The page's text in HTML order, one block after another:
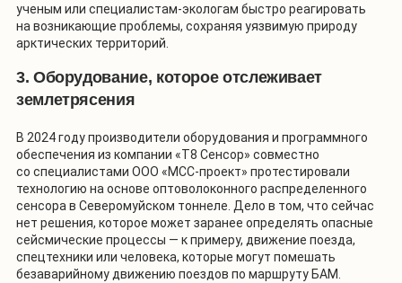
ученым или специалистам-экологам быстро реагировать
на возникающие проблемы, сохраняя уязвимую природу
арктических территорий.
3. Оборудование, которое отслеживает
землетрясения
В 2024 году производители оборудования и программного
обеспечения из компании «Т8 Сенсор» совместно
со специалистами ООО «МСС-проект» протестировали
технологию на основе оптоволоконного распределенного
сенсора в Северомуйском тоннеле. Дело в том, что сейчас
нет решения, которое может заранее определять опасные
сейсмические процессы — к примеру, движение поезда,
спецтехники или человека, которые могут помешать
безаварийному движению поездов по маршруту БАМ.